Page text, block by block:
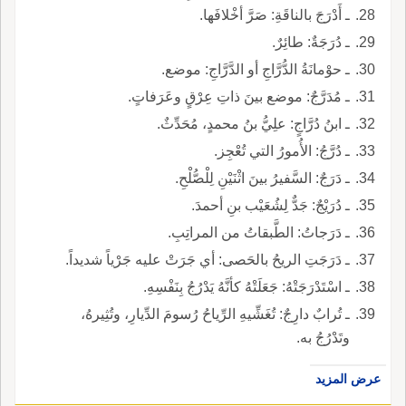
ـ أَدْرَجَ بالناقَةِ: صَرَّ أخْلافَها.
ـ دُرَجَةٌ: طائِرٌ.
ـ حوْمانَةُ الدُّرَّاجِ أو الدَّرَّاجِ: موضع.
ـ مُدَرَّجٌ: موضع بينَ ذاتِ عِرْقٍ وعَرَفاتٍ.
ـ ابنُ دُرَّاجٍ: علِيُّ بنُ محمدٍ، مُحَدِّثٌ.
ـ دُرَّجُ: الأُمورُ التي تُعْجِز.
ـ دَرَجٌ: السَّفيرُ بينَ اثْنَيْنِ لِلْصُّلْحِ.
ـ دُرَيْجٌ: جَدٌّ لِشُعَيْب بنِ أحمدَ.
ـ دَرَجاتُ: الطَّبقاتُ من المراتِبِ.
ـ دَرَجَتِ الريحُ بالحَصى: أي جَرَتْ عليه جَرْياً شديداً.
ـ اسْتَدْرَجَتْهُ: جَعَلَتْهُ كأنَّهُ يَدْرُجُ بِنَفْسِهِ.
ـ تُرابٌ دارِجٌ: تُغَشِّيهِ الرِّياحُ رُسومَ الدِّيارِ، وتُثِيرهُ،
وتَدْرُجُ به.
عرض المزيد